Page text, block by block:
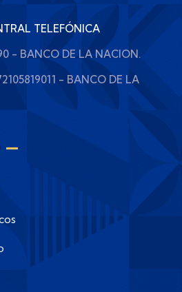
TELEFÓNICA
- BANCO DE LA NACION.
- BANCO DE LA